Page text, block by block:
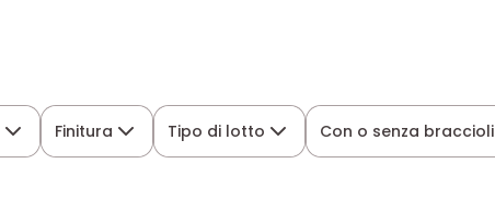
Finitura Tipo di lotto Con o senza braccioli